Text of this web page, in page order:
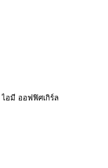
ไอมี่ ออฟฟิศเกิร์ล